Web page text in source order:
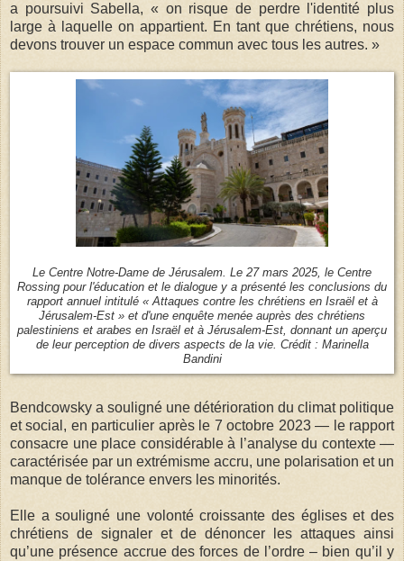
a poursuivi Sabella, « on risque de perdre l'identité plus
large à laquelle on appartient. En tant que chrétiens, nous
devons trouver un espace commun avec tous les autres. »
Le Centre Notre-Dame de Jérusalem. Le 27 mars 2025, le Centre
Rossing pour l'éducation et le dialogue y a présenté les conclusions du
rapport annuel intitulé « Attaques contre les chrétiens en Israël et à
Jérusalem-Est » et d'une enquête menée auprès des chrétiens
palestiniens et arabes en Israël et à Jérusalem-Est, donnant un aperçu
de leur perception de divers aspects de la vie. Crédit : Marinella
Bandini
Bendcowsky a souligné une détérioration du climat politique
et social, en particulier après le 7 octobre 2023 — le rapport
consacre une place considérable à l’analyse du contexte —
caractérisée par un extrémisme accru, une polarisation et un
manque de tolérance envers les minorités.
Elle a souligné une volonté croissante des églises et des
chrétiens de signaler et de dénoncer les attaques ainsi
qu’une présence accrue des forces de l’ordre – bien qu’il y